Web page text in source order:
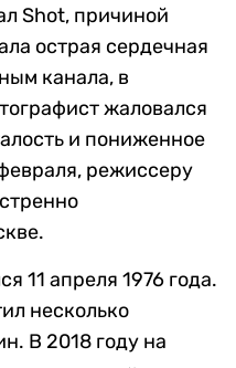
Shot, причиной
острая сердечная
канала, в
жаловался
и пониженное
режиссеру
11 апреля 1976 года.
несколько
В 2018 году на